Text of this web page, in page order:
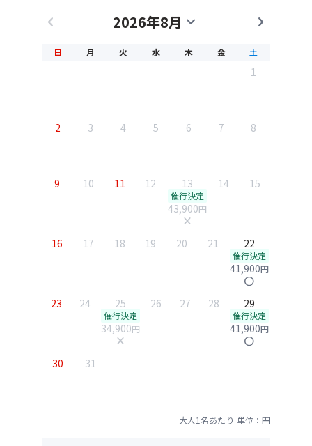
chevron_left 2026年8月 expand_more chevron_right
日 月 火 水 木 金 土
1
2 3 4 5 6 7 8
9 10 11 12 13
催行決定
43,900円
close
14 15
16 17 18 19 20 21 22
催行決定
41,900円
circle
23
24 25
催行決定
34,900円
close
26 27 28 29
催行決定
41,900円
circle
30
31
大人1名あたり 単位：円